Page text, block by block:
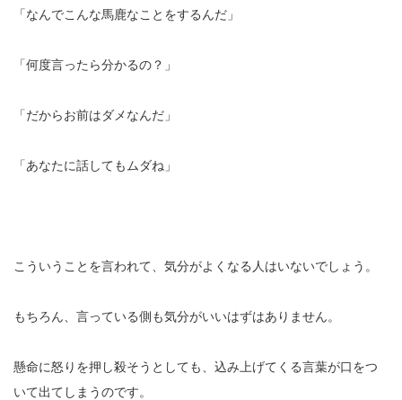
「なんでこんな馬鹿なことをするんだ」
「何度言ったら分かるの？」
「だからお前はダメなんだ」
「あなたに話してもムダね」
こういうことを言われて、気分がよくなる人はいないでしょう。
もちろん、言っている側も気分がいいはずはありません。
懸命に怒りを押し殺そうとしても、込み上げてくる言葉が口をつ
いて出てしまうのです。